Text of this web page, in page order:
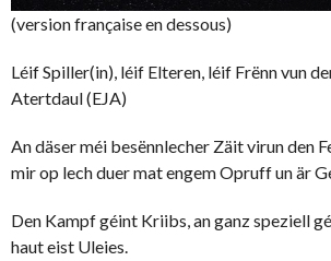
(version française en dessous)
Léif Spiller(in), léif Elteren, léif Frënn vun
Atertdaul (EJA)
An däser méi besënnlecher Zäit virun den
mir op lech duer mat engem Opruff un är
Den Kampf géint Kriibs, an ganz speziell
haut eist Uleies.